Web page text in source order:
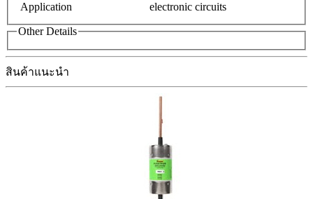
Application
electronic circuits
Other Details
สินค้าแนะนำ